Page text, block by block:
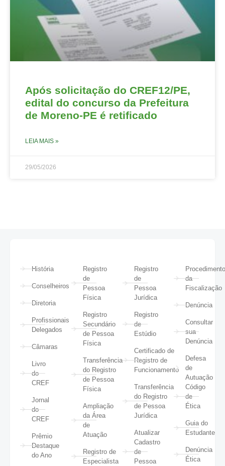
Após solicitação do CREF12/PE,
edital do concurso da Prefeitura
de Moreno-PE é retificado
LEIA MAIS »
29/05/2026
História
Conselheiros
Diretoria
Profissionais
Delegados
Câmaras
Livro
do
CREF
Jornal
do
CREF
Prêmio
Destaque
do Ano
Registro
de
Pessoa
Física
Registro
Secundário
de Pessoa
Física
Transferência
do Registro
de Pessoa
Física
Ampliação
da Área
de
Atuação
Registro de
Especialista
Registro
de
Pessoa
Jurídica
Registro
de
Estúdio
Certificado de
Registro de
Funcionamento
Transferência
do Registro
de Pessoa
Jurídica
Atualizar
Cadastro
de
Pessoa
da
Fiscalização
Denúncia
Consultar
sua
Denúncia
Defesa
de
Autuação
Código
de
Ética
Guia do
Estudante
Denúncia
Ética